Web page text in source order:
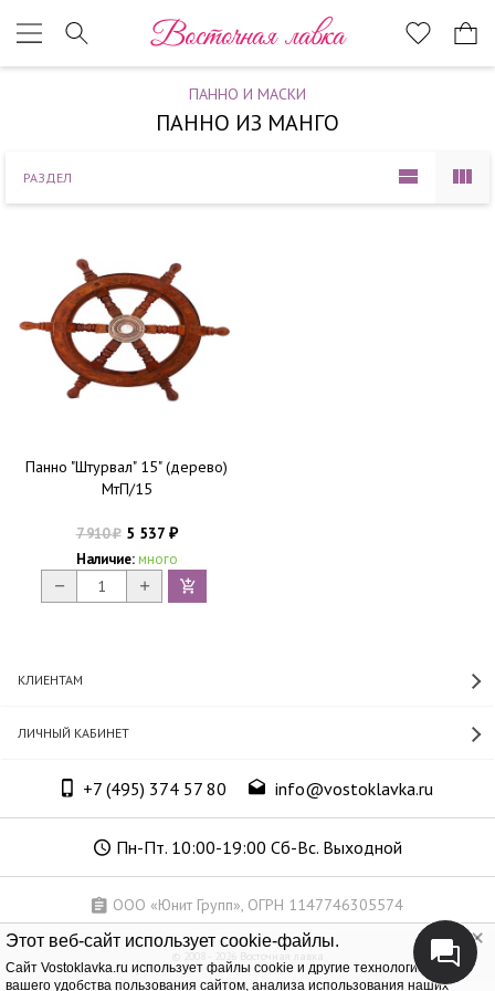
Этот веб-сайт использует cookie-файлы.
Cайт Vostoklavka.ru использует файлы cookie и другие технологии для
вашего удобства пользования сайтом, анализа использования наших
Восточная лавка
ПАННО И МАСКИ
ПАННО ИЗ МАНГО
РАЗДЕЛ
Панно "Штурвал" 15" (дерево)
МтП/15
7 910₽5 537 ₽
Наличие: много
КЛИЕНТАМ
ЛИЧНЫЙ КАБИНЕТ
+7 (495) 374 57 80 info@vostoklavka.ru
Пн-Пт. 10:00-19:00 Сб-Вс. Выходной
ООО «Юнит Групп», ОГРН 1147746305574